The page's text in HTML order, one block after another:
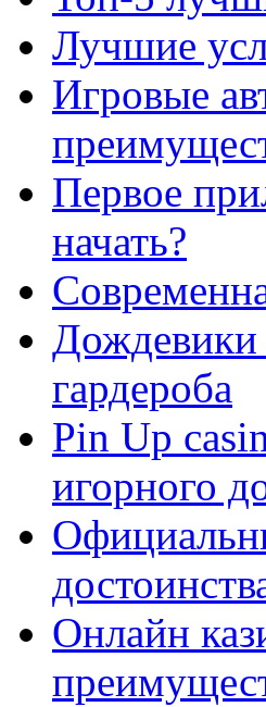
Лучшие
Игровые
Первое
начать?
Дождевики
гардероба
Pin Up
игорного
Онлайн